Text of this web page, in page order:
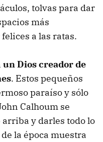
tolvas para dar
más
a las ratas.
un Dios creador de
. Estos pequeños
paraíso y sólo
Calhoum se
y darles todo lo
la época muestra